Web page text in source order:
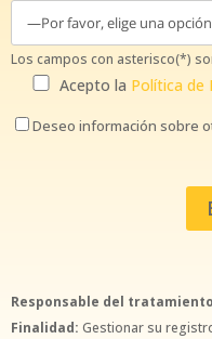
Los campos con asterisco(*)
Acepto la Política de
Deseo información sobre
Responsable del
Finalidad: Gestionar su